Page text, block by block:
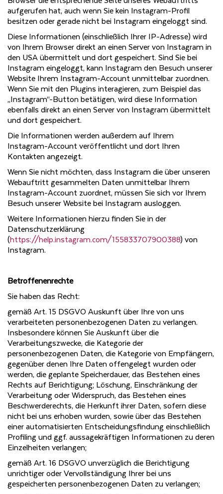
aufgerufen hat, auch wenn Sie kein Instagram-Profil
besitzen oder gerade nicht bei Instagram eingeloggt sind.
Diese Informationen (einschließlich Ihrer IP-Adresse) wird
von Ihrem Browser direkt an einen Server von Instagram in
den USA übermittelt und dort gespeichert. Sind Sie bei
Instagram eingeloggt, kann Instagram den Besuch unserer
Website Ihrem Instagram-Account unmittelbar zuordnen.
Wenn Sie mit den Plugins interagieren, zum Beispiel das
„Instagram“-Button betätigen, wird diese Information
ebenfalls direkt an einen Server von Instagram übermittelt
und dort gespeichert.
Die Informationen werden außerdem auf Ihrem
Instagram-Account veröffentlicht und dort Ihren
Kontakten angezeigt.
Wenn Sie nicht möchten, dass Instagram die über unseren
Webauftritt gesammelten Daten unmittelbar Ihrem
Instagram-Account zuordnet, müssen Sie sich vor Ihrem
Besuch unserer Website bei Instagram ausloggen.
Weitere Informationen hierzu finden Sie in der
Datenschutzerklärung
(https://help.instagram.com/155833707900388) von
Instagram.
Betroffenenrechte
Sie haben das Recht:
gemäß Art. 15 DSGVO Auskunft über Ihre von uns
verarbeiteten personenbezogenen Daten zu verlangen.
Insbesondere können Sie Auskunft über die
Verarbeitungszwecke, die Kategorie der
personenbezogenen Daten, die Kategorie von Empfängern,
gegenüber denen Ihre Daten offengelegt wurden oder
werden, die geplante Speicherdauer, das Bestehen eines
Rechts auf Berichtigung; Löschung, Einschränkung der
Verarbeitung oder Widerspruch, das Bestehen eines
Beschwerderechts, die Herkunft ihrer Daten, sofern diese
nicht bei uns erhoben wurden, sowie über das Bestehen
einer automatisierten Entscheidungsfindung einschließlich
Profiling und ggf. aussagekräftigen Informationen zu deren
Einzelheiten verlangen;
gemäß Art. 16 DSGVO unverzüglich die Berichtigung
unrichtiger oder Vervollständigung Ihrer bei uns
gespeicherten personenbezogenen Daten zu verlangen;